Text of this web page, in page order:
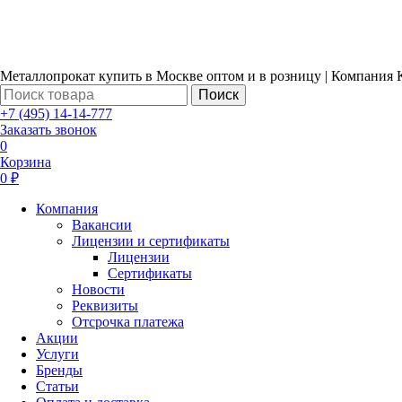
Металлопрокат купить в Москве оптом и в розницу | Компания
Поиск
+7 (495) 14-14-777
Заказать звонок
0
Корзина
0 ₽
Компания
Вакансии
Лицензии и сертификаты
Лицензии
Сертификаты
Новости
Реквизиты
Отсрочка платежа
Акции
Услуги
Бренды
Статьи